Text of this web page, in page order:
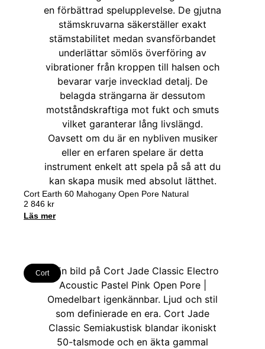
Cort Earth 60 Mahogany Open Pore Natural
2 846 kr
Läs mer
Cort